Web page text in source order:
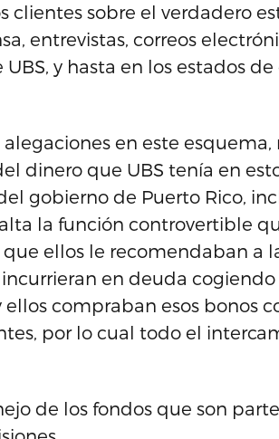
clientes sobre el verdadero
entrevistas, correos
y hasta en los estados
en este esquema,
dinero que UBS tenía en
gobierno de Puerto Rico,
la función controvertible
ellos le recomendaban a
en deuda
compraban esos bonos
por lo cual todo el
de los fondos que son